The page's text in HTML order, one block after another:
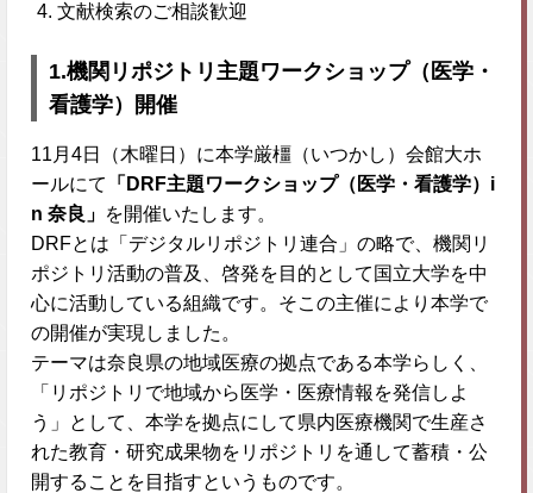
文献検索のご相談歓迎
1.機関リポジトリ主題ワークショップ（医学・
看護学）開催
11月4日（木曜日）に本学厳橿（いつかし）会館大ホ
ールにて
「DRF主題ワークショップ（医学・看護学）i
n 奈良」 を開催いたします。
DRFとは「デジタルリポジトリ連合」の略で、機関リ
ポジトリ活動の普及、啓発を目的として国立大学を中
心に活動している組織です。そこの主催により本学で
の開催が実現しました。
テーマは奈良県の地域医療の拠点である本学らしく、
「リポジトリで地域から医学・医療情報を発信しよ
う」として、本学を拠点にして県内医療機関で生産さ
れた教育・研究成果物をリポジトリを通して蓄積・公
開することを目指すというものです。